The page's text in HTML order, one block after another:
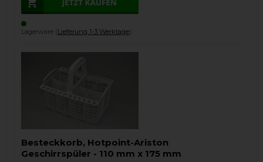
Lagerware (Lieferung 1-3 Werktage).
Besteckkorb, Hotpoint-Ariston
Geschirrspüler - 110 mm x 175 mm